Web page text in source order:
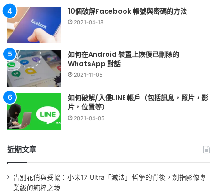
10個破解Facebook 帳號與密碼的方法
2021-04-18
如何在Android 裝置上恢復已刪除的
WhatsApp 對話
2021-11-05
如何破解/入侵LINE 帳戶（包括訊息，照片，影
片，位置等）
2021-04-05
近期文章
告別花俏與妥協：小米17 Ultra「減法」哲學的背後，劍指影像專
業級的純粹之境